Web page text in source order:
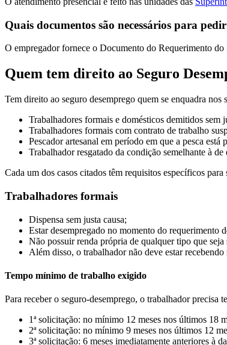
Quais documentos são necessários para
O empregador fornece o Documento do Requerimento
Quem tem direito ao Seguro
Tem direito ao seguro desemprego quem se enquadra nos
Trabalhadores formais e domésticos demitidos sem
Trabalhadores formais com contrato de trabalho
Pescador artesanal em período em que a pesca
Trabalhador resgatado da condição semelhante à de
Cada um dos casos citados têm requisitos específicos
Trabalhadores formais
Dispensa sem justa causa;
Estar desempregado no momento do requerimento
Não possuir renda própria de qualquer tipo que
Além disso, o trabalhador não deve estar
Tempo mínimo de trabalho exigido
Para receber o seguro-desemprego, o trabalhador
1ª solicitação: no mínimo 12 meses nos últimos 18
2ª solicitação: no mínimo 9 meses nos últimos 12
3ª solicitação: 6 meses imediatamente anteriores à